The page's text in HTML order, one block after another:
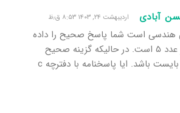
آبادی اردیبهشت ۲۴, ۱۴۰۳ ۸:۵۳ ق٫ظ
هندسی است شما پاسخ صحیح را داده
اید گزینه ۱ که برابر عدد ۵ است. در حالیکه گزینه صحیح
گزینه ۳ یا ۷.۷ می بایست باشد. ایا پاسخنامه با دفترچه c